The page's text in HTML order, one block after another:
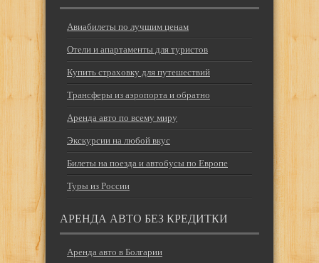
Авиабилеты по лучшим ценам
Отели и апартаменты для туристов
Купить страховку для путешествий
Трансферы из аэропорта и обратно
Аренда авто по всему миру
Экскурсии на любой вкус
Билеты на поезда и автобусы по Европе
Туры из России
АРЕНДА АВТО БЕЗ КРЕДИТКИ
Аренда авто в Болгарии